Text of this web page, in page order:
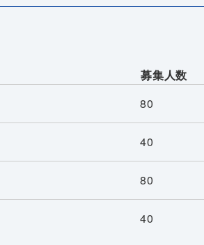
募集人数
80
40
80
40